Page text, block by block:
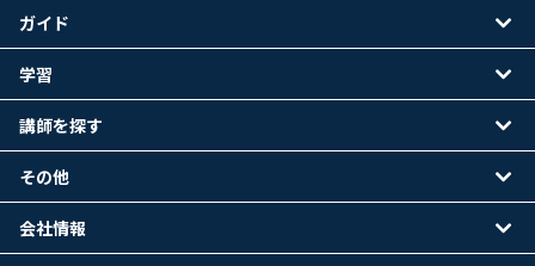
ガイド
学習
講師を探す
その他
会社情報